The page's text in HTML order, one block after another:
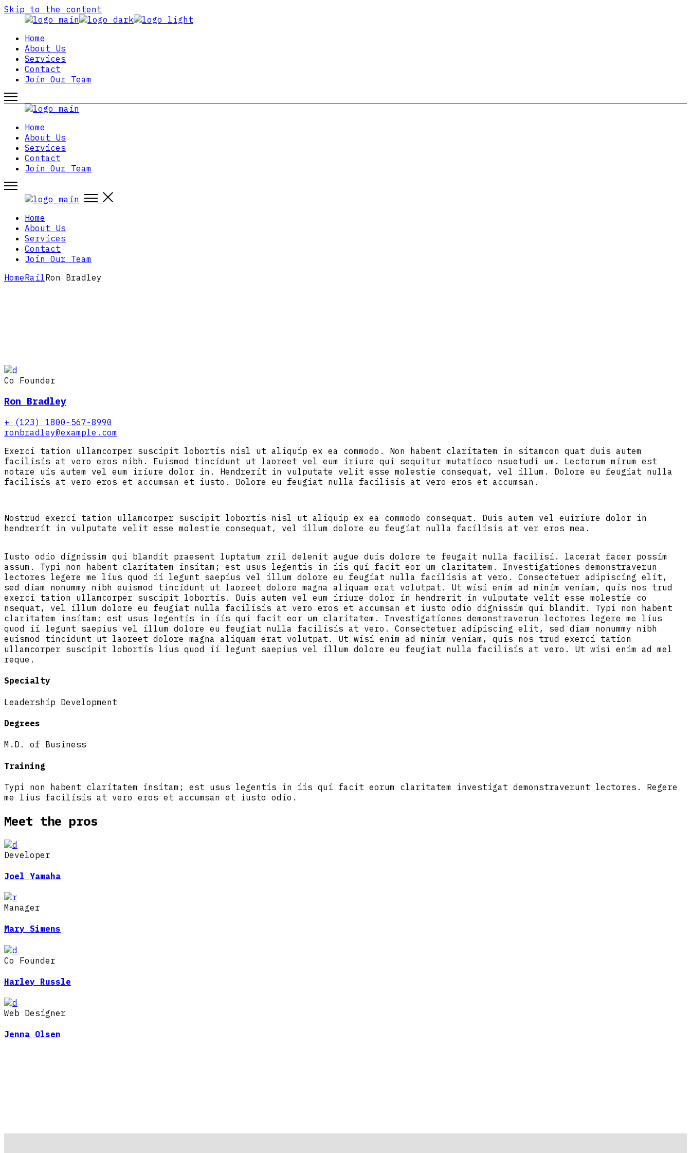
Skip to the content
Home
About Us
Services
Contact
Join Our Team
Home
About Us
Services
Contact
Join Our Team
Home
About Us
Services
Contact
Join Our Team
HomeRailRon Bradley
Co Founder
Ron Bradley
+ (123) 1800-567-8990
ronbradley@example.com
Exerci tation ullamcorper suscipit lobortis nisl ut aliquip ex ea commodo. Non habent claritatem in sitamcon quat duis autem
facilisis at vero eros nibh. Euismod tincidunt ut laoreet vel eum iriure qui sequitur mutatioco nsuetudi um. Lectorum mirum est
notare uis autem vel eum iriure dolor in. Hendrerit in vulputate velit esse molestie consequat, vel illum. Dolore eu feugiat nulla
facilisis at vero eros et accumsan et iusto. Dolore eu feugiat nulla facilisis at vero eros et accumsan.
Nostrud exerci tation ullamcorper suscipit lobortis nisl ut aliquip ex ea commodo consequat. Duis autem vel euiriure dolor in
hendrerit in vulputate velit esse molestie consequat, vel illum dolore eu feugiat nulla facilisis at ver eros mea.
Iusto odio dignissim qui blandit praesent luptatum zril delenit augue duis dolore te feugait nulla facilisi. lacerat facer possim
assum. Typi non habent claritatem insitam; est usus legentis in iis qui facit eor um claritatem. Investigationes demonstraverun
lectores legere me lius quod ii legunt saepius vel illum dolore eu feugiat nulla facilisis at vero. Consectetuer adipiscing elit,
sed diam nonummy nibh euismod tincidunt ut laoreet dolore magna aliquam erat volutpat. Ut wisi enim ad minim veniam, quis nos trud
exerci tation ullamcorper suscipit lobortis. Duis autem vel eum iriure dolor in hendrerit in vulputate velit esse molestie co
nsequat, vel illum dolore eu feugiat nulla facilisis at vero eros et accumsan et iusto odio dignissim qui blandit. Typi non habent
claritatem insitam; est usus legentis in iis qui facit eor um claritatem. Investigationes demonstraverun lectores legere me lius
quod ii legunt saepius vel illum dolore eu feugiat nulla facilisis at vero. Consectetuer adipiscing elit, sed diam nonummy nibh
euismod tincidunt ut laoreet dolore magna aliquam erat volutpat. Ut wisi enim ad minim veniam, quis nos trud exerci tation
ullamcorper suscipit lobortis lius quod ii legunt saepius vel illum dolore eu feugiat nulla facilisis at vero. Ut wisi enim ad mel
reque.
Specialty
Leadership Development
Degrees
M.D. of Business
Training
Typi non habent claritatem insitam; est usus legentis in iis qui facit eorum claritatem investigat demonstraverunt lectores. Regere
me lius facilisis at vero eros et accumsan et iusto odio.
Meet the pros
Developer
Joel Yamaha
Manager
Mary Simens
Co Founder
Harley Russle
Web Designer
Jenna Olsen